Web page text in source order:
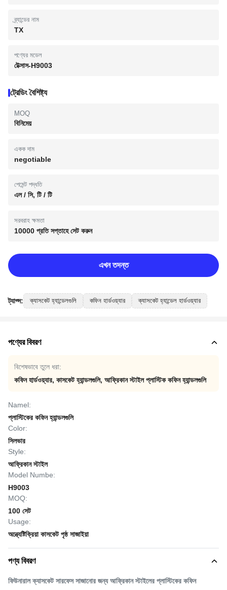
ব্র্যান্ডের নাম
TX
পণ্যের মডেল
টেক্সাস-H9003
ট্রেডিং বৈশিষ্ট্য
MOQ
বিনিমেয়
একক দাম
negotiable
পেমেন্ট পদ্ধতি
এল / সি, টি / টি
সরবরাহ ক্ষমতা
10000 প্রতি সপ্তাহে সেট করুন
এখন তদন্ত
ট্যাগ্স: ক্যাসকেট হ্যান্ডেলগুলি কফিন হার্ডওয়্যার ক্যাসকেট হ্যান্ডেল হার্ডওয়্যার
পণ্যের বিবরণ
বিশেষভাবে তুলে ধরা:
কফিন হার্ডওয়্যার, কাসকেট হ্যান্ডলগুলি, আফ্রিকান স্টাইল প্লাস্টিক কফিন হ্যান্ডলগুলি
Namel:
প্লাস্টিকের কফিন হ্যান্ডলগুলি
Color:
সিলভার
Style:
আফ্রিকান স্টাইল
Model Numbe:
H9003
MOQ:
100 সেট
Usage:
অন্ত্যেষ্টিক্রিয়া কাসকেট পৃষ্ঠ সাজাইয়া
পণ্য বিবরণ
ফিউনারাল ক্যাসকেট সারফেস সাজানোর জন্য আফ্রিকান স্টাইলের প্লাস্টিকের কফিন